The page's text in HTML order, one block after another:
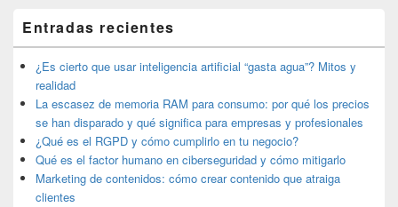
de
widget
barra
lateral
primaria
Entradas recientes
¿Es cierto que usar inteligencia artificial “gasta agua”? Mitos y
realidad
La escasez de memoria RAM para consumo: por qué los precios
se han disparado y qué significa para empresas y profesionales
¿Qué es el RGPD y cómo cumplirlo en tu negocio?
Qué es el factor humano en ciberseguridad y cómo mitigarlo
Marketing de contenidos: cómo crear contenido que atraiga
clientes